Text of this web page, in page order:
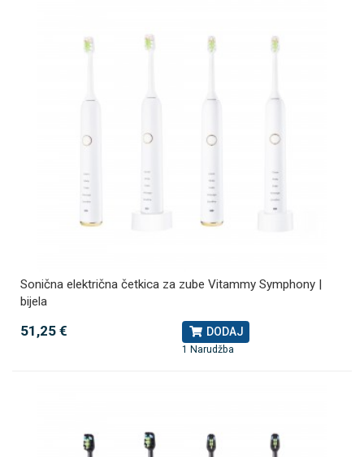
Sonična električna četkica za zube Vitammy Symphony |
bijela
51,25 € DODAJ
1 Narudžba